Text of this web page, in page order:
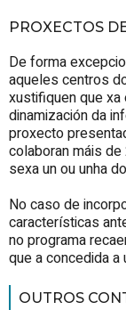
PROXECTOS
De forma
aqueles centros
xustifiquen que
dinamización da
proxecto
colaboran máis
sexa un ou unha
No caso de
características
no programa
que a concedida a
OUTROS